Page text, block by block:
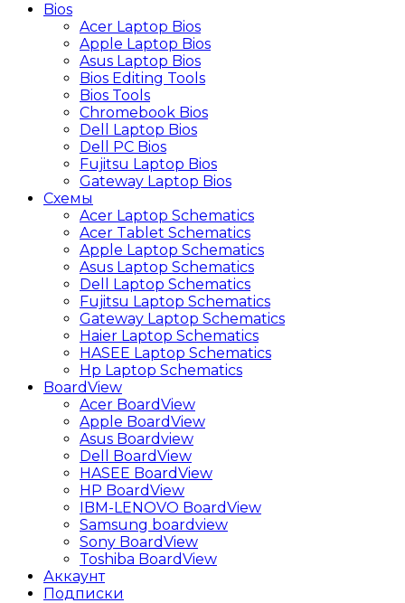
Bios
Acer Laptop Bios
Apple Laptop Bios
Asus Laptop Bios
Bios Editing Tools
Bios Tools
Chromebook Bios
Dell Laptop Bios
Dell PC Bios
Fujitsu Laptop Bios
Gateway Laptop Bios
Схемы
Acer Laptop Schematics
Acer Tablet Schematics
Apple Laptop Schematics
Asus Laptop Schematics
Dell Laptop Schematics
Fujitsu Laptop Schematics
Gateway Laptop Schematics
Haier Laptop Schematics
HASEE Laptop Schematics
Hp Laptop Schematics
BoardView
Acer BoardView
Apple BoardView
Asus Boardview
Dell BoardView
HASEE BoardView
HP BoardView
IBM-LENOVO BoardView
Samsung boardview
Sony BoardView
Toshiba BoardView
Аккаунт
Подписки